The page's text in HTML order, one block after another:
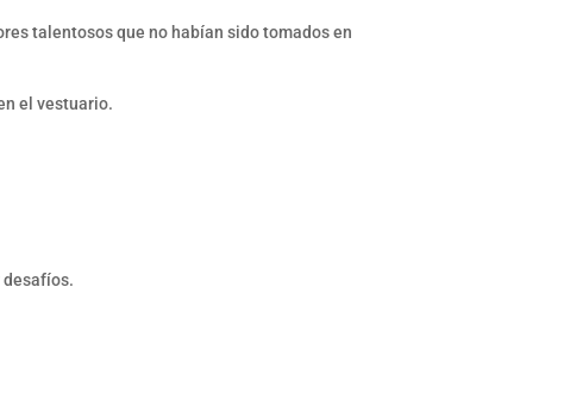
talentosos que no habían sido tomados en
el vestuario.
desafíos.